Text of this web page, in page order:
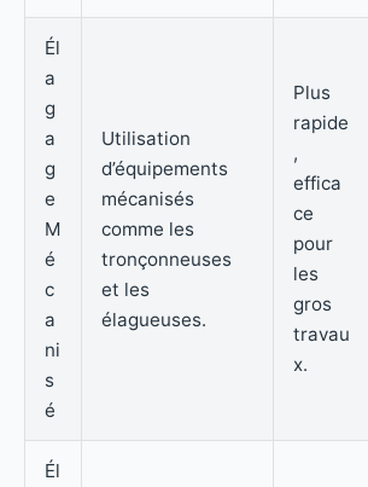
Él
a
g
a
g
e
M
é
c
a
ni
s
é
Utilisation
d’équipements
mécanisés
comme les
tronçonneuses
et les
élagueuses.
Plus
rapide
,
effica
ce
pour
les
gros
travau
x.
Él